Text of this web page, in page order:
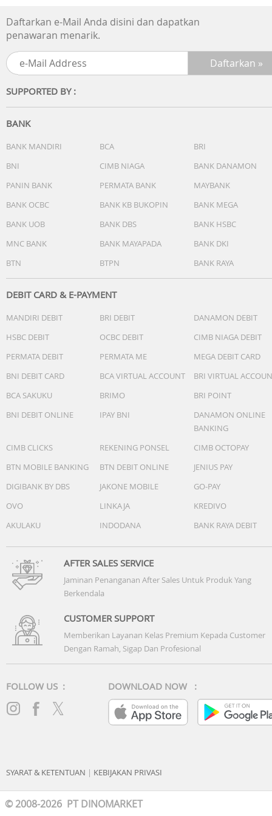
Cahaya:
- Lampu LED ganda
- Lampu LED untuk muka jam (Super illuminator, opsi
durasi iluminasi (1,5 detik atau 3 detik), berpijar)
- Lampu latar LED untuk layar digital (Super illuminator,
opsi durasi iluminasi (1,5 detik atau 3 detik), berpijar)
Warna cahaya LED: Putih
Kalender: Kalender otomatis sepenuhnya (hingga tahun
Fitur senyap: Suara tombol operasi aktif/nonaktif
Fitur lain:
- Format 12/24 jam
menghalangi tampilan konten digital.)
- Penunjuk waktu standar:
Analog: 2 jarum (jam, menit (jarum bergerak setiap 20
Digital: Jam, menit, detik, pm, bulan, tanggal
Garansi Resmi G-Shock 2 Tahun
Kelengkapan Paket :
- Jam Tangan
- Kartu Garansi Resmi
Daftarkan e-Mail Anda disini dan dapatkan
penawaran menarik.
SUPPORTED BY :
BANK
BANK MANDIRI BCA
BRI
BNI
CIMB NIAGA
BANK DANAMON
PANIN BANK
PERMATA BANK
MAYBANK
BANK OCBC
BANK KB BUKOPIN
BANK MEGA
BANK UOB
BANK DBS
BANK HSBC
MNC BANK
BANK MAYAPADA
BANK DKI
BTN
BTPN BANK RAYA
DEBIT CARD & E-PAYMENT
MANDIRI DEBIT BRI DEBIT
DANAMON DEBIT
HSBC DEBIT
OCBC DEBIT
CIMB NIAGA DEBIT
PERMATA DEBIT
PERMATA ME
MEGA DEBIT CARD
BNI DEBIT CARD
BCA VIRTUAL ACCOUNT
BRI VIRTUAL
BCA SAKUKU
BRIMO
BRI POINT
BNI DEBIT ONLINE
IPAY BNI
DANAMON ONLINE
BANKING
CIMB CLICKS
REKENING PONSEL
CIMB OCTOPAY
BTN MOBILE BANKING
BTN DEBIT ONLINE
JENIUS PAY
DIGIBANK BY DBS
JAKONE MOBILE
GO-PAY
OVO
LINKAJA
KREDIVO
AKULAKU
INDODANA BANK RAYA DEBIT
AFTER SALES SERVICE
Jaminan Penanganan After Sales Untuk Produk Yang
Berkendala
CUSTOMER SUPPORT
Memberikan Layanan Kelas Premium Kepada Customer
Dengan Ramah, Sigap Dan Profesional
FOLLOW US : DOWNLOAD NOW :
SYARAT & KETENTUAN | KEBIJAKAN PRIVASI
© 2008-2026 PT DINOMARKET